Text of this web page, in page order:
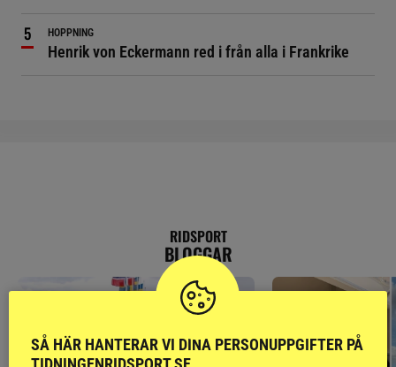
HOPPNING
Henrik von Eckermann red i från alla i Frankrike
RIDSPORT
BLOGGAR
SÅ HÄR HANTERAR VI DINA PERSONUPPGIFTER PÅ